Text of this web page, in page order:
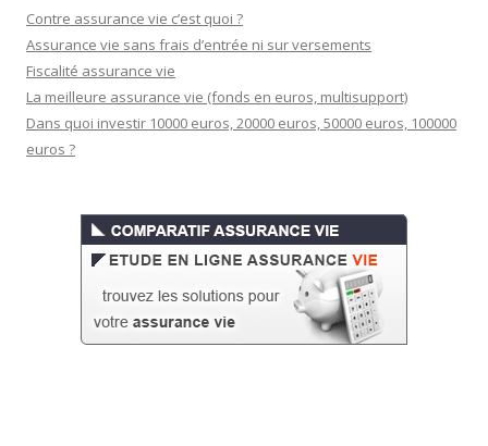
Contre assurance vie c’est quoi ?
Assurance vie sans frais d’entrée ni sur versements
Fiscalité assurance vie
La meilleure assurance vie (fonds en euros, multisupport)
Dans quoi investir 10000 euros, 20000 euros, 50000 euros, 100000
euros ?